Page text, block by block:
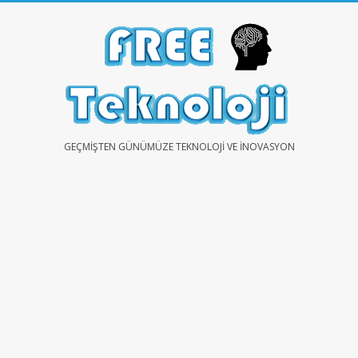
FREEGEÇMIŞTEN GÜNÜMÜZE TEKNOLOJI VE İNOVASYON